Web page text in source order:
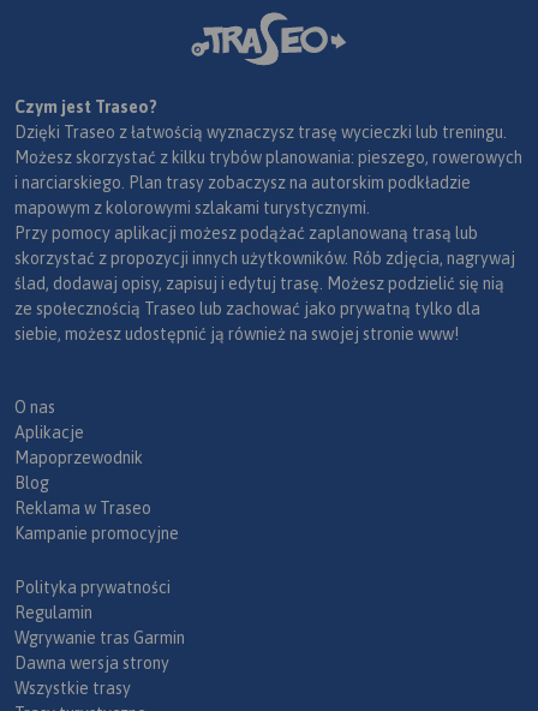
Czym jest Traseo?
Dzięki Traseo z łatwością wyznaczysz trasę wycieczki lub treningu.
Możesz skorzystać z kilku trybów planowania: pieszego, rowerowych
i narciarskiego. Plan trasy zobaczysz na autorskim podkładzie
mapowym z kolorowymi szlakami turystycznymi.
Przy pomocy aplikacji możesz podążać zaplanowaną trasą lub
skorzystać z propozycji innych użytkowników. Rób zdjęcia, nagrywaj
ślad, dodawaj opisy, zapisuj i edytuj trasę. Możesz podzielić się nią
ze społecznością Traseo lub zachować jako prywatną tylko dla
siebie, możesz udostępnić ją również na swojej stronie www!
O nas
Aplikacje
Mapoprzewodnik
Blog
Reklama w Traseo
Kampanie promocyjne
Polityka prywatności
Regulamin
Wgrywanie tras Garmin
Dawna wersja strony
Wszystkie trasy